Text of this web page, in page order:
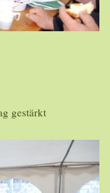
gestärkt